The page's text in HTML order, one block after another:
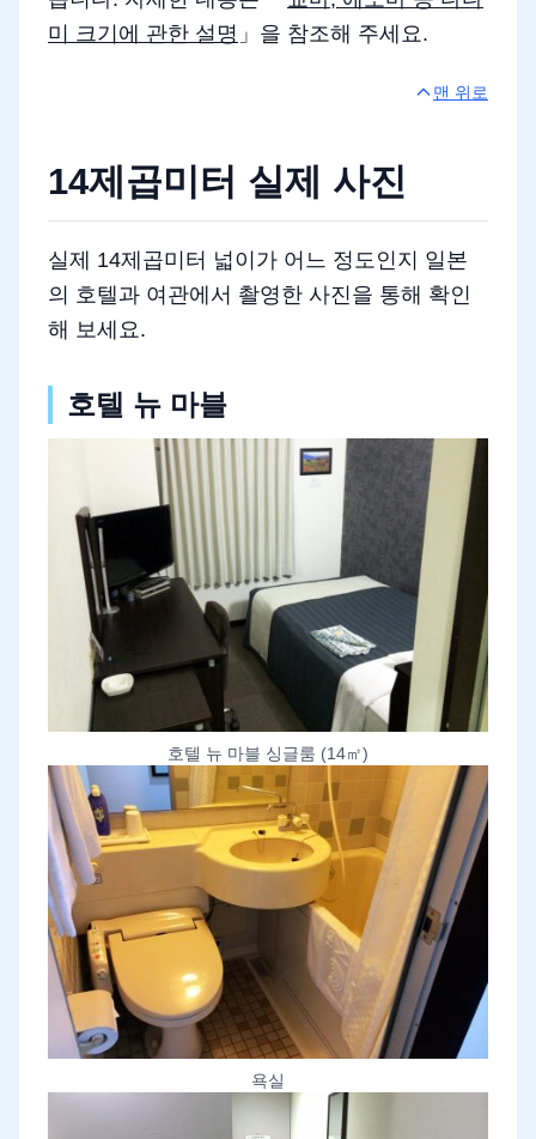
미 크기에 관한 설명 」을 참조해 주세요.
맨 위로
14제곱미터 실제 사진
실제 14제곱미터 넓이가 어느 정도인지 일본
의 호텔과 여관에서 촬영한 사진을 통해 확인
해 보세요.
호텔 뉴 마블
호텔 뉴 마블 싱글룸 (14㎡)
욕실